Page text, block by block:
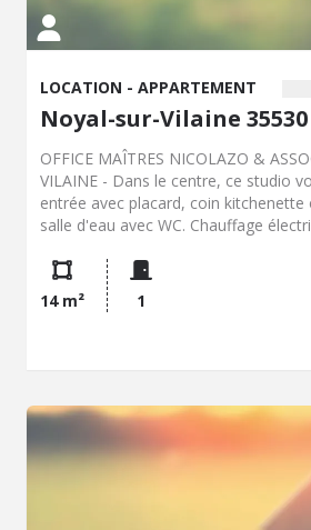
LOCATION - APPARTEMENT
Noyal-sur-Vilaine 35530
OFFICE MAÎTRES NICOLAZO &
VILAINE - Dans le centre, ce studio
entrée avec placard, coin
salle d'eau avec WC. Chauffage
: B - Montant estimé des dépenses
pour un usage standard : 420 à 420 €
2023) - Les informations sur les
est exposé sont disponibles sur le
€ état des lieux. Réf : 019/5612 Pour
02.99.00.53.53
14 m² 1